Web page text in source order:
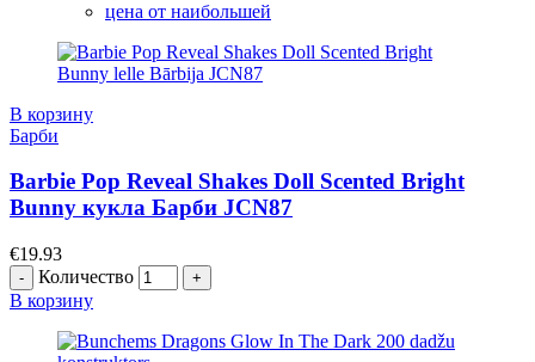
цена от наибольшей
В корзину
Барби
Barbie Pop Reveal Shakes Doll Scented Bright
Bunny кукла Барби JCN87
€19.93
Количество
В корзину